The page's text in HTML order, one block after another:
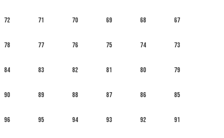
67
68
69
70
71
72
73
74
75
76
77
78
79
80
81
82
83
84
85
86
87
88
89
90
91
92
93
94
95
96